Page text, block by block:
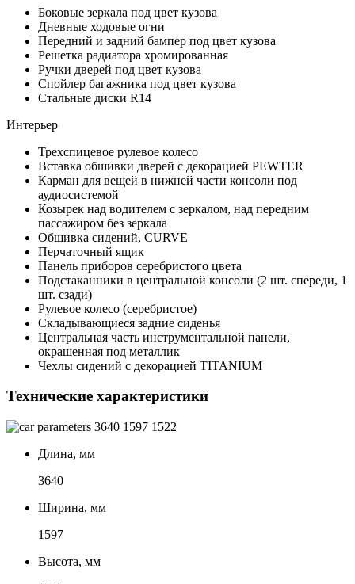
Боковые зеркала под цвет кузова
Дневные ходовые огни
Передний и задний бампер под цвет кузова
Решетка радиатора хромированная
Ручки дверей под цвет кузова
Спойлер багажника под цвет кузова
Стальные диски R14
Интерьер
Трехспицевое рулевое колесо
Вставка обшивки дверей с декорацией PEWTER
Карман для вещей в нижней части консоли под
аудиосистемой
Козырек над водителем с зеркалом, над передним
пассажиром без зеркала
Обшивка сидений, CURVE
Перчаточный ящик
Панель приборов серебристого цвета
Подстаканники в центральной консоли (2 шт. спереди, 1
шт. сзади)
Рулевое колесо (серебристое)
Складывающиеся задние сиденья
Центральная часть инструментальной панели,
окрашенная под металлик
Чехлы сидений с декорацией TITANIUM
Технические характеристики
3640 1597 1522
Длина, мм
3640
Ширина, мм
1597
Высота, мм